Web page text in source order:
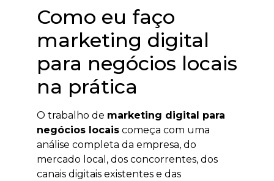
Como eu faço
marketing digital
para negócios locais
na prática
O trabalho de marketing digital para
negócios locais começa com uma
análise completa da empresa, do
mercado local, dos concorrentes, dos
canais digitais existentes e das